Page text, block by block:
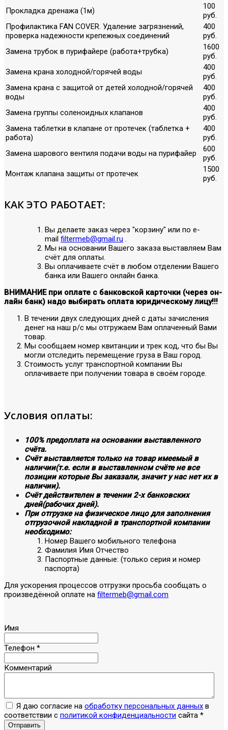
Прокладка дренажа (1м)
100
руб.
Профилактика FAN COVER. Удаление загрязнений,
проверка надежности крепежных соединений
400
руб.
Замена трубок в пурифайере (работа+трубка)
1600
руб.
Замена крана холодной/горячей воды
400
руб.
Замена крана с защитой от детей холодной/горячей
воды
400
руб.
Замена группы соленоидных клапанов
400
руб.
Замена таблетки в клапане от протечек (таблетка +
работа)
400
руб.
Замена шарового вентиля подачи воды на пурифайер
600
руб.
Монтаж клапана защиты от протечек
1500
руб.
КАК ЭТО РАБОТАЕТ:
Вы делаете заказ через "корзину" или по е-
mail filtermeb@gmail.ru .
Мы на основании Вашего заказа выставляем Вам
счёт для оплаты.
Вы оплачиваете счёт в любом отделении Вашего
банка или Вашего онлайн банка.
ВНИМАНИЕ при оплате с банковской карточки (через он-
лайн банк) надо выбирать оплата юридическому лицу!!!
В течении двух следующих дней с даты зачисления
денег на наш р/с мы отгружаем Вам оплаченный Вами
товар.
Мы сообщаем номер квитанции и трек код, что бы Вы
могли отследить перемещение груза в Ваш город.
Стоимость услуг транспортной компании Вы
оплачиваете при получении товара в своём городе.
Условия оплаты:
100% предоплата на основании выставленного
счёта.
Счёт выставляется только на товар имеемый в
наличии(т.е. если в выставленном счёте не все
позиции которые Вы заказали, значит у нас нет их в
наличии).
Счёт действителен в течении 2-х банковских
дней(рабочих дней).
При отгрузке на физическое лицо для заполнения
отгрузочной накладной в транспортной компании
необходимо:
Номер Вашего мобильного телефона
Фамилия Имя Отчество
Паспортные данные: (только серия и номер
паспорта)
Для ускорения процессов отгрузки просьба сообщать о
произведённой оплате на filtermeb@gmail.com
Имя
Телефон *
Комментарий
Я даю согласие на обработку персональных данных в
соответствии с политикой конфиденциальности сайта *
Отправить